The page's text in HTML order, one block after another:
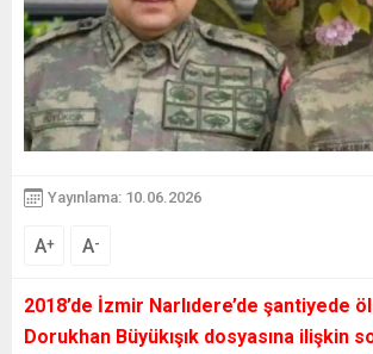
Yayınlama: 10.06.2026
A+ A-
2018’de İzmir Narlıdere’de şantiyede
Dorukhan Büyükışık dosyasına ilişkin